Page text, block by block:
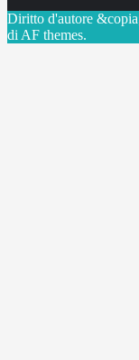
Diritto d'autore
di AF themes.